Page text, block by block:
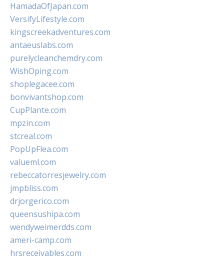
HamadaOfJapan.com
VersifyLifestyle.com
kingscreekadventures.com
antaeuslabs.com
purelycleanchemdry.com
WishOping.com
shoplegacee.com
bonvivantshop.com
CupPlante.com
mpzin.com
stcreal.com
PopUpFlea.com
valueml.com
rebeccatorresjewelry.com
jmpbliss.com
drjorgerico.com
queensushipa.com
wendyweimerdds.com
ameri-camp.com
hrsreceivables.com